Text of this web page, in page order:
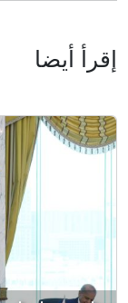
إقرأ أيضا